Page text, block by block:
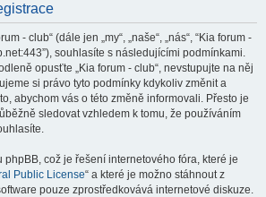
- club“ (dále jen „my“, „naše“, „nás“, “Kia forum -
souhlasíte s následujícími podmínkami.
opusťte „Kia forum - club“, nevstupujte na něj
si právo tyto podmínky kdykoliv změnit a
abychom vás o této změně informovali. Přesto je
sledovat vzhledem k tomu, že používáním
phpBB, což je řešení internetového fóra, které je
Public License“ a které je možno stáhnout z
pouze zprostředkovává internetové diskuze.